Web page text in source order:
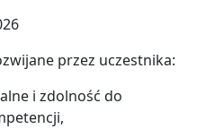
przez uczestnika:
i zdolność do